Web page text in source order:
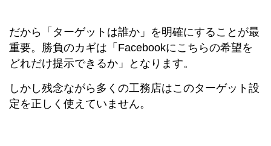
だから「ターゲットは誰か」を明確にすることが最
重要。勝負のカギは「Facebookにこちらの希望を
どれだけ提示できるか」となります。
しかし残念ながら多くの工務店はこのターゲット設
定を正しく使えていません。